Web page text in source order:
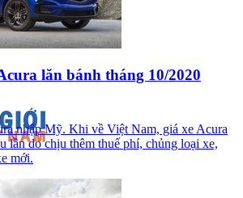
lăn bánh tháng 10/2020
nhập Mỹ. Khi về Việt Nam, giá xe Acura
lần do chịu thêm thuế phí, chủng loại xe,
mới.